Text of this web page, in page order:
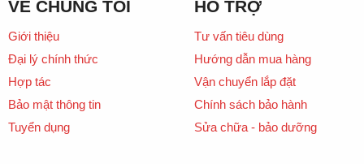
VỀ CHÚNG TÔI
Giới thiệu
Đại lý chính thức
Hợp tác
Bảo mật thông tin
Tuyển dụng
HỖ TRỢ
Tư vấn tiêu dùng
Hướng dẫn mua hàng
Vận chuyển lắp đặt
Chính sách bảo hành
Sửa chữa - bảo dưỡng